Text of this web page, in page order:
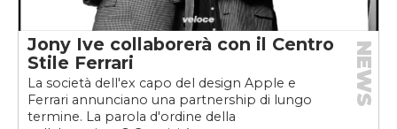
Jony Ive collaborerà con il Centro
Stile Ferrari
La società dell'ex capo del design Apple e
Ferrari annunciano una partnership di lungo
termine. La parola d'ordine della
NEWS